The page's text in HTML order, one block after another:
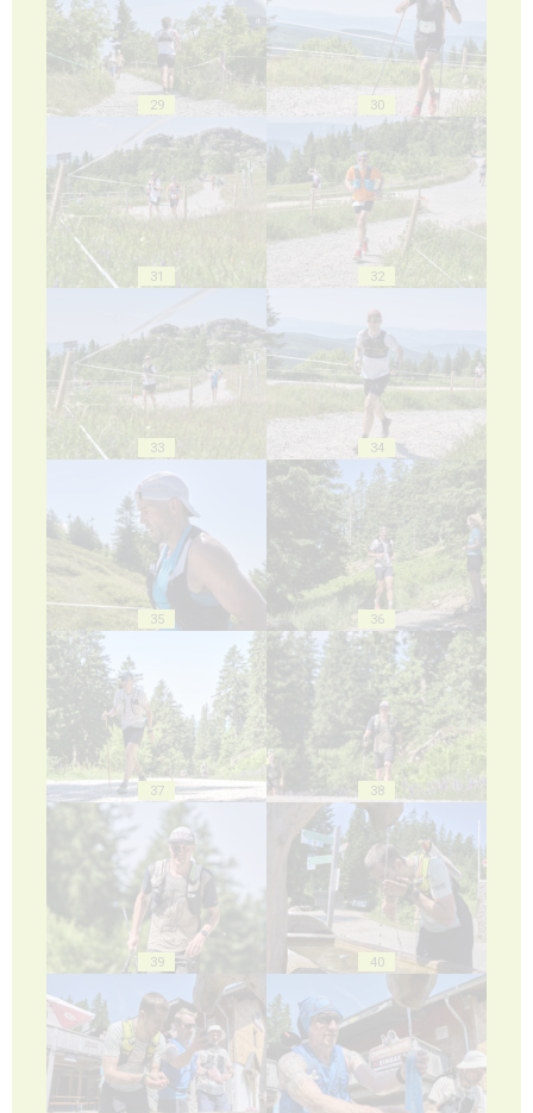
29 30
31 32
33 34
35 36
37 38
39 40